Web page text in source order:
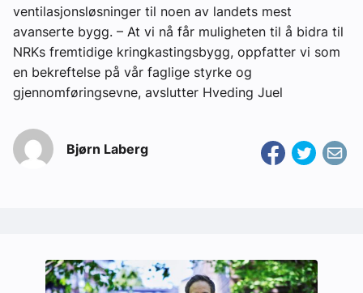
ventilasjonsløsninger til noen av landets mest
avanserte bygg. – At vi nå får muligheten til å bidra til
NRKs fremtidige kringkastingsbygg, oppfatter vi som
en bekreftelse på vår faglige styrke og
gjennomføringsevne, avslutter Hveding Juel
Bjørn Laberg